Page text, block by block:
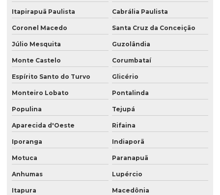
Itapirapuã Paulista Cabrália Paulista
Coronel Macedo Santa Cruz da Conceição
Júlio Mesquita Guzolândia
Monte Castelo Corumbataí
Espírito Santo do Turvo Glicério
Monteiro Lobato Pontalinda
Populina Tejupá
Aparecida d'Oeste Rifaina
Iporanga Indiaporã
Motuca Paranapuã
Anhumas Lupércio
Itapura Macedônia